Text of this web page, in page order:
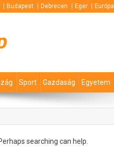
Budapest Debrecen Eger Európa
Sport Gazdaság Egyetem
searching can help.